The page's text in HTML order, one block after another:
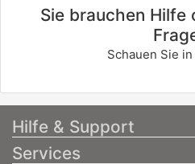
Sie brauchen Hilfe
Schauen Sie
Hilfe & Support
Services